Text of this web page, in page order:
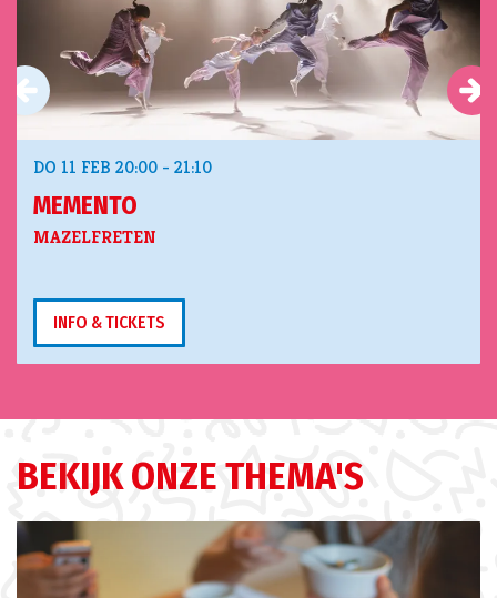
MEMENTO
MAZELFRETEN
DO 11 FEB 20:00 - 21:10
INFO & TICKETS
BEKIJK ONZE THEMA'S